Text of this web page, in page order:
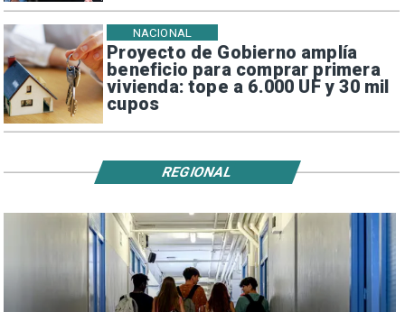
Proyecto de Gobierno amplía
beneficio para comprar primera
vivienda: tope a 6.000 UF y 30 mil
cupos
NACIONAL
REGIONAL